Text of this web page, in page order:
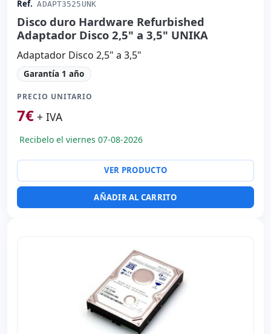
Ref. ADAPT3525UNK
Disco duro Hardware Refurbished
Adaptador Disco 2,5" a 3,5" UNIKA
Adaptador Disco 2,5" a 3,5"
Garantía 1 año
PRECIO UNITARIO
7€ + IVA
Recibelo el viernes 07-08-2026
VER PRODUCTO
AÑADIR AL CARRITO